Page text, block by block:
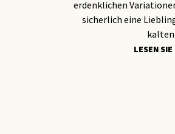
erdenklichen
sicherlich eine
LESEN